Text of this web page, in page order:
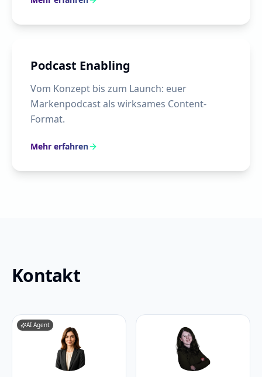
Podcast Enabling
Vom Konzept bis zum Launch: euer
Markenpodcast als wirksames Content-
Format.
Mehr erfahren
Kontakt
AI Agent